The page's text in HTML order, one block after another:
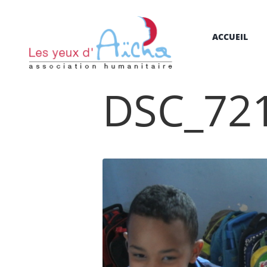
ACCUEIL